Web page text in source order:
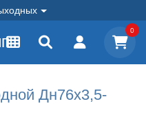
0
Дн76х3,5-